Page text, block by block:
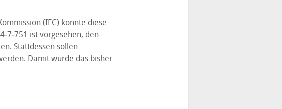
(IEC) könnte diese
ist vorgesehen, den
Stattdessen sollen
Damit würde das bisher